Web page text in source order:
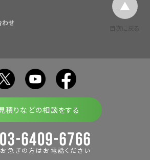
わせ
積りなどの相談をする
お急ぎの方はお電話ください